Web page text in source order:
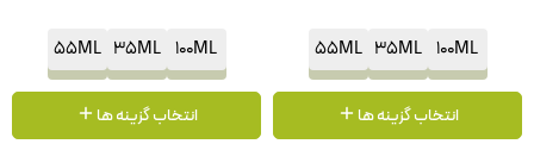
100ML
35ML
55ML
انتخاب گزینه ها
100ML
35ML
55ML
انتخاب گزینه ها